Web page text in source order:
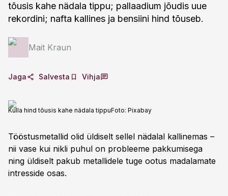
tõusis kahe nädala tippu; pallaadium jõudis uue
rekordini; nafta kallines ja bensiini hind tõuseb.
Mait Kraun
Jaga Salvesta Vihja
Kulla hind tõusis kahe nädala tippuFoto: Pixabay
Tööstusmetallid olid üldiselt sellel nädalal kallinemas –
nii vase kui nikli puhul on probleeme pakkumisega
ning üldiselt pakub metallidele tuge ootus madalamate
intresside osas.